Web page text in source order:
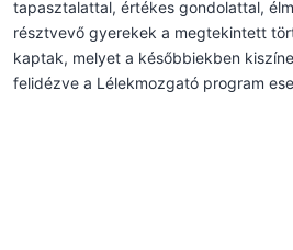
tapasztalattal, értékes gondolattal,
résztvevő gyerekek a megtekintett
kaptak, melyet a későbbiekben
felidézve a Lélekmozgató program